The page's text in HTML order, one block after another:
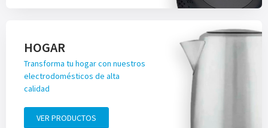
HOGAR
Transforma tu hogar con nuestros
electrodomésticos de alta
calidad
VER PRODUCTOS